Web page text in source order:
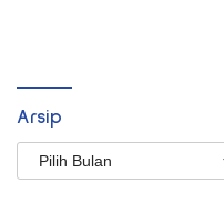
Arsip
Arsip